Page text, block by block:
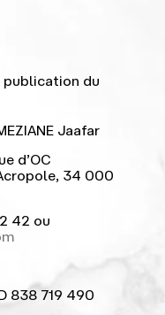
publication du
Jaafar
d’OC
34 000
42 ou
838 719 490